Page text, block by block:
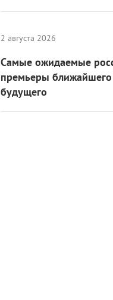
2 августа 2026
Самые ожидаемые
премьеры ближайшего
будущего